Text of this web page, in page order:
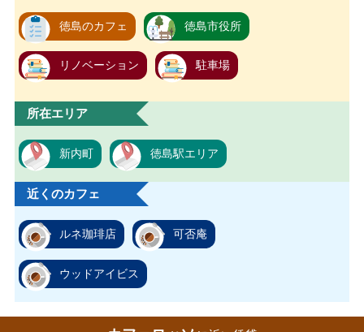
徳島のカフェ 徳島市役所
リノベーション 駐車場
所在エリア
新内町 徳島駅エリア
近くのカフェ
ルネ珈琲店 可否庵
ウッドアイビス